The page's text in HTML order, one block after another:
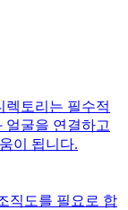
렉토리는 필수적
얼굴을 연결하고
이 됩니다.
직도를 필요로 합